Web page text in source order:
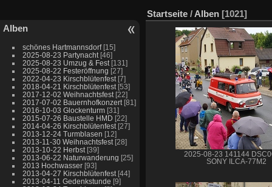
Alben
schönes Hartmannsdorf [15]
2025-08-23 Partynacht [46]
2025-08-23 Umzug & Fest [131]
2025-08-22 Festeröffnung [27]
2022-04-23 Kirschblütenfest [7]
2018-04-21 Kirschblütenfest [53]
2017-12-02 Weihnachtsfest [22]
2017-07-02 Bauernhofkonzert [81]
2016-10-03 Glockenturm [31]
2015-07-26 Baustelle HMD [22]
2014-04-26 Kirschblütenfest [27]
2013-12-24 Turmblasen [12]
2013-11-30 Weihnachtsfest [28]
2013-10-22 Herbst [39]
2013-06-22 Naturwanderung [25]
2013 Hochwasser [93]
2013-04-27 Kirschblütenfest [44]
2013-04-11 Gedenkstunde [9]
Startseite / Alben [1021]
2025-08-23 141144
SONY ILCA-77M2